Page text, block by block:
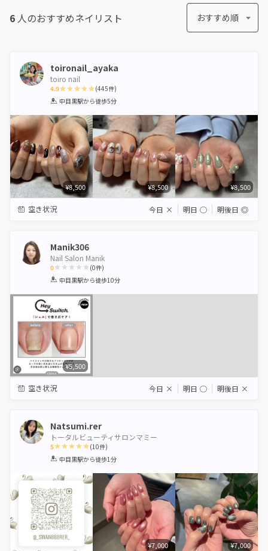
6 人のおすすめネイリスト おすすめ順
toironail_ayaka
toiro nail
4.9
1 2 3 4 5
(445件)
中目黒駅から徒歩5分
¥8,500 ¥8,500 ¥8,500
空き状況 今日 × 明日 ◯ 明後日 ◎
Manik306
Nail Salon Manik
0
1 2 3 4 5
(0件)
中目黒駅から徒歩10分
¥5,500
空き状況 今日 × 明日 ◯ 明後日 ×
Natsumi.rer
トータルビューティサロンマミー
5
1 2 3 4 5
(10件)
中目黒駅から徒歩1分
¥7,000 ¥7,000